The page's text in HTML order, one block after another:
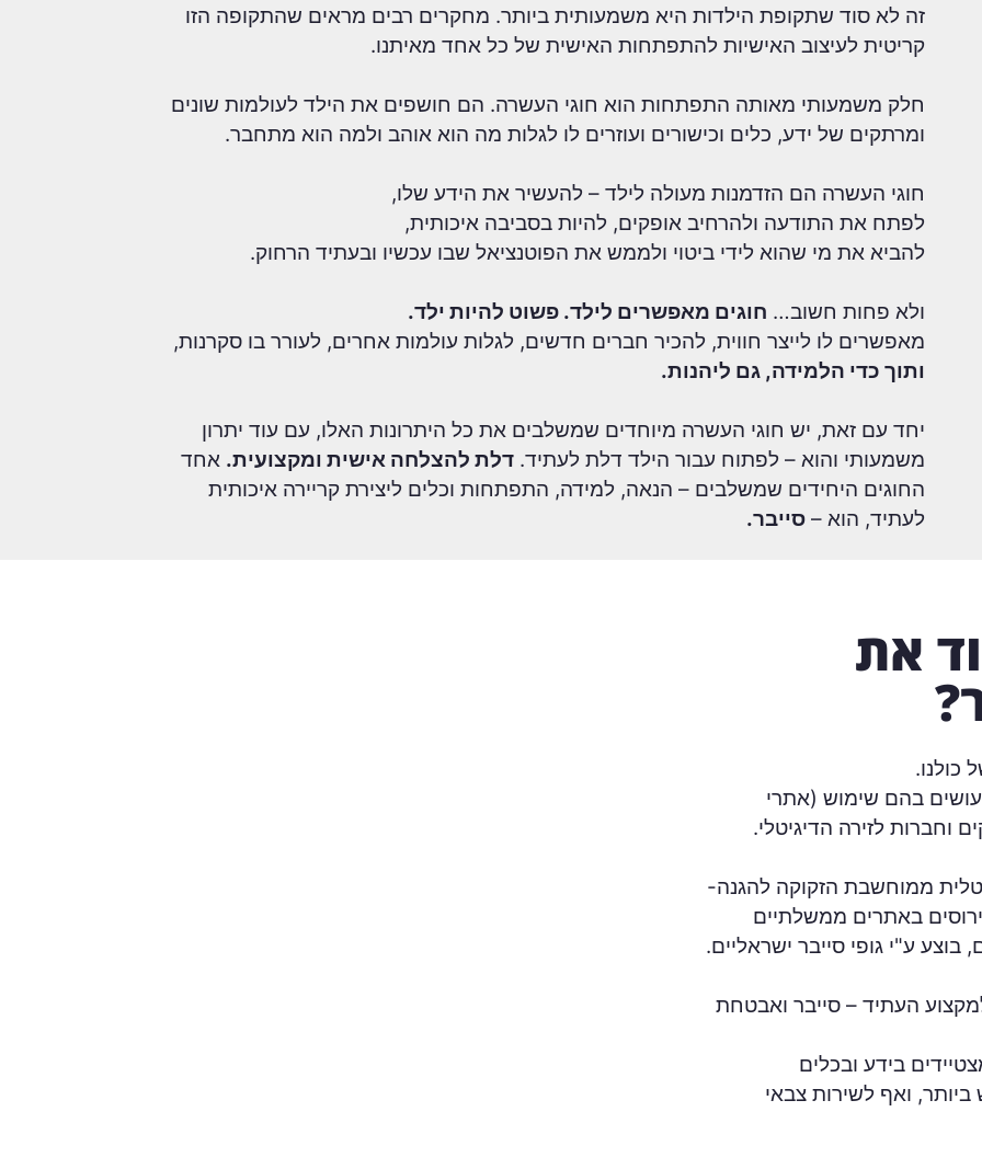
זה לא סוד שתקופת הילדות היא משמעותית ביותר. מחקרים רבים מראים שהתקופה הזו
קריטית לעיצוב האישיות להתפתחות האישית של כל אחד מאיתנו.
חלק משמעותי מאותה התפתחות הוא חוגי העשרה. הם חושפים את הילד לעולמות שונים
ומרתקים של ידע, כלים וכישורים ועוזרים לו לגלות מה הוא אוהב ולמה הוא מתחבר.
חוגי העשרה הם הזדמנות מעולה לילד – להעשיר את הידע שלו,
לפתח את התודעה ולהרחיב אופקים, להיות בסביבה איכותית,
להביא את מי שהוא לידי ביטוי ולממש את הפוטנציאל שבו עכשיו ובעתיד הרחוק.
ולא פחות חשוב… חוגים מאפשרים לילד. פשוט להיות ילד.
מאפשרים לו לייצר חווית, להכיר חברים חדשים, לגלות עולמות אחרים, לעורר בו סקרנות,
ותוך כדי הלמידה, גם ליהנות.
יחד עם זאת, יש חוגי העשרה מיוחדים שמשלבים את כל היתרונות האלו, עם עוד יתרון
משמעותי והוא – לפתוח עבור הילד דלת לעתיד. דלת להצלחה אישית ומקצועית. אחד
החוגים היחידים שמשלבים – הנאה, למידה, התפתחות וכלים ליצירת קריירה איכותית
לעתיד, הוא – סייבר.
את
כולנו.
בהם שימוש (אתרי
וחברות לזירה הדיגיטלי.
ממוחשבת הזקוקה להגנה-
באתרים ממשלתיים
ע"י גופי סייבר ישראליים.
העתיד – סייבר ואבטחת
בידע ובכלים
ואף לשירות צבאי